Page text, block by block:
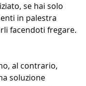
se hai solo
in palestra
facendoti fregare.
al contrario,
soluzione